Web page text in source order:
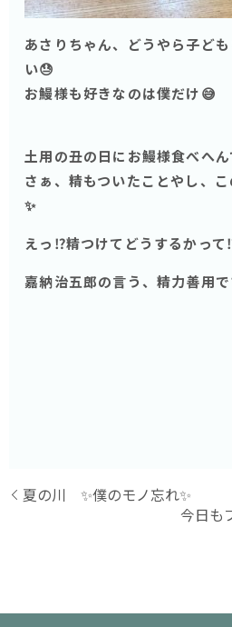
あさりちゃん、どうやら子ど
い😓
お鰻様も好きなのは僕だけ😅
土用の丑の日にお鰻様食べへん
さぁ、精もついたことやし、
✨
えっ⁉️精つけてどうするかっ
嘉納治五郎の言う、精力善用
夏の川 ✨僕のモノ忘れ✨
今日も